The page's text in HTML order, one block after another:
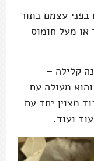
בפני עצמם בתור
או מעל חומוס
קלילה –
מעולה עם
מצוין יחד עם
ועוד.